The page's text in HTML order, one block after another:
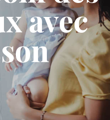
avec